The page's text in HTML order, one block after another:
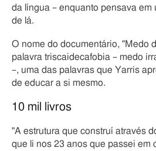
da língua – enquanto pensava em
de lá.
O nome do documentário, "Medo
palavra triscaidecafobia – medo
–, uma das palavras que Yarris
de educar a si mesmo.
10 mil livros
"A estrutura que construí através
que li nos 23 anos que passei em